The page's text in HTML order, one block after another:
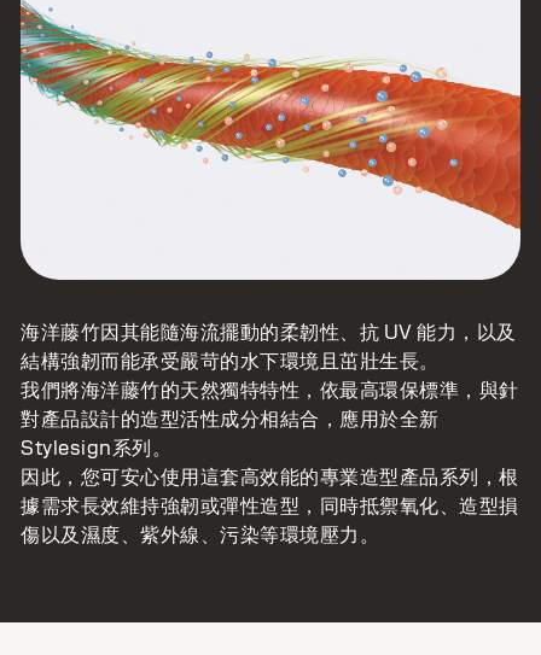
海洋藤竹因其能隨海流擺動的柔韌性、抗 UV 能力，以及
結構強韌而能承受嚴苛的水下環境且茁壯生長。
我們將海洋藤竹的天然獨特特性，依最高環保標準，與針
對產品設計的造型活性成分相結合，應用於全新
Stylesign系列。
因此，您可安心使用這套高效能的專業造型產品系列，根
據需求長效維持強韌或彈性造型，同時抵禦氧化、造型損
傷以及濕度、紫外線、污染等環境壓力。